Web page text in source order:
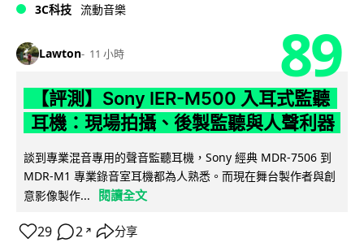
3C科技 流動音樂
Lawton 11 小時 89
【評測】Sony IER-M500 入耳式監聽
耳機：現場拍攝、後製監聽與人聲利器
談到專業混音專用的聲音監聽耳機，Sony 經典 MDR-7506 到
MDR-M1 專業錄音室耳機都為人熟悉。而現在舞台製作者與創
意影像製作...
閱讀全文
29 2 ↗ 分享